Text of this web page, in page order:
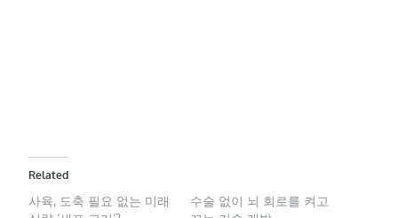
Related
사육, 도축 필요 없는 미래
수술 없이 뇌 회로를 켜고